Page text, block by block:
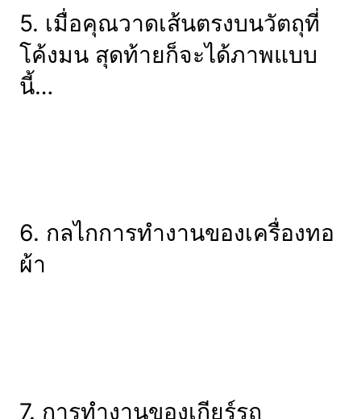
5. เมื่อคุณวาดเส้นตรงบนวัตถุที่
โค้งมน สุดท้ายก็จะได้ภาพแบบ
นี้…
6. กลไกการทำงานของเครื่องทอ
ผ้า
7. การทำงานของเกียร์รถ